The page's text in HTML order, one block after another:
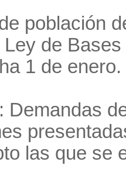
población
de
1 de enero.
Demandas
las que se